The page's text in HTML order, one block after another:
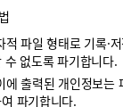
파일 형태로 기록·
수 없도록 파기합니다.
출력된 개인정보는
파기합니다.